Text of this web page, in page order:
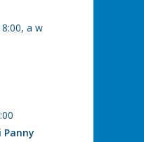
a w
Panny